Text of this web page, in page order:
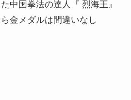
中国拳法の達人『 烈海王』
金メダルは間違いなし